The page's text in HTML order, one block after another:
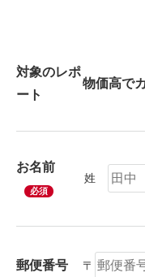
対象のレポ
ート
お名前
必須
姓
郵便番号 〒